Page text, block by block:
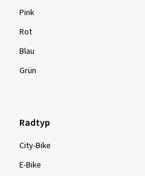
Pink
Rot
Blau
Grün
Radtyp
City-Bike
E-Bike